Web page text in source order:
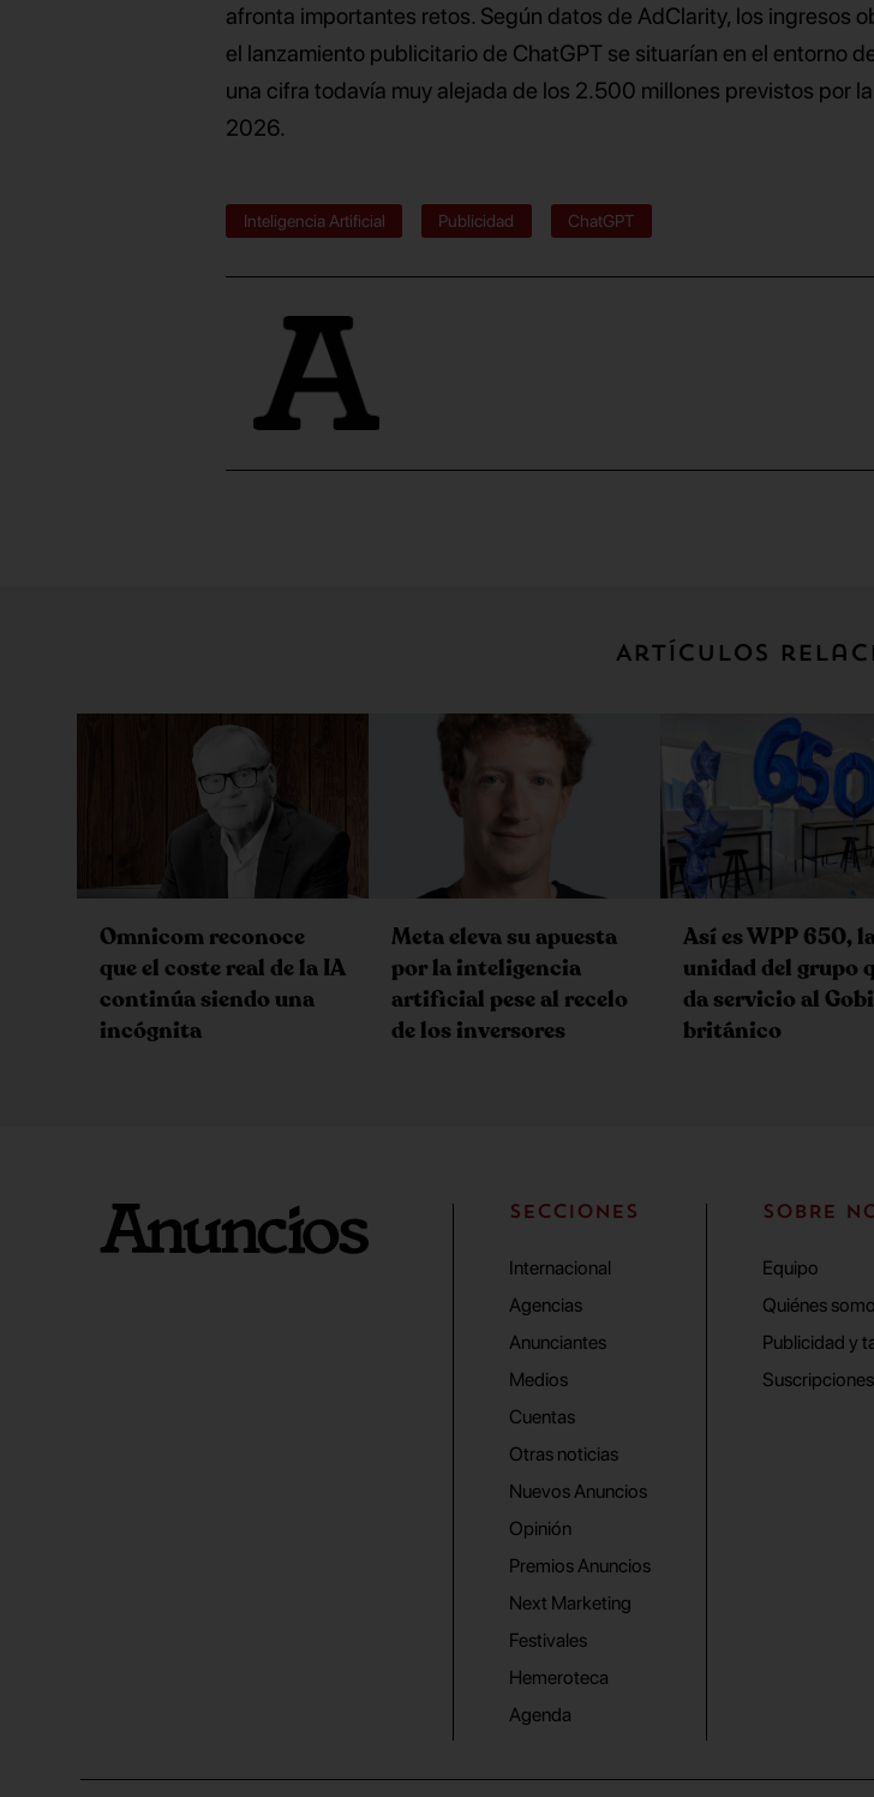
afronta importantes retos. Según datos de AdClarity, los ingresos
el lanzamiento publicitario de ChatGPT se situarían en el entorno
una cifra todavía muy alejada de los 2.500 millones previstos por
2026.
Inteligencia Artificial Publicidad ChatGPT
Artículos
Omnicom reconoce
que el coste real de la IA
continúa siendo una
incógnita
Meta eleva su apuesta
por la inteligencia
artificial pese al recelo
de los inversores
Así es WPP 650,
unidad del grupo
da servicio al
británico
SECCIONES
Internacional
Agencias
Anunciantes
Medios
Cuentas
Otras noticias
Nuevos Anuncios
Opinión
Premios Anuncios
Next Marketing
Festivales
Hemeroteca
Agenda
SOBRE
Equipo
Quiénes
Publicidad y
Suscripciones